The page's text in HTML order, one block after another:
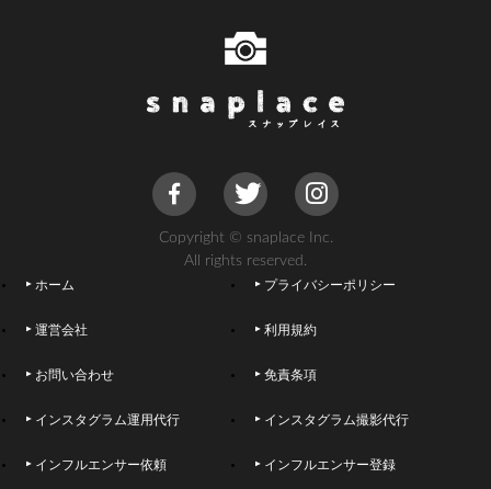
Copyright © snaplace Inc.
All rights reserved.
ホーム プライバシーポリシー
運営会社 利用規約
お問い合わせ 免責条項
インスタグラム運用代行 インスタグラム撮影代行
インフルエンサー依頼 インフルエンサー登録